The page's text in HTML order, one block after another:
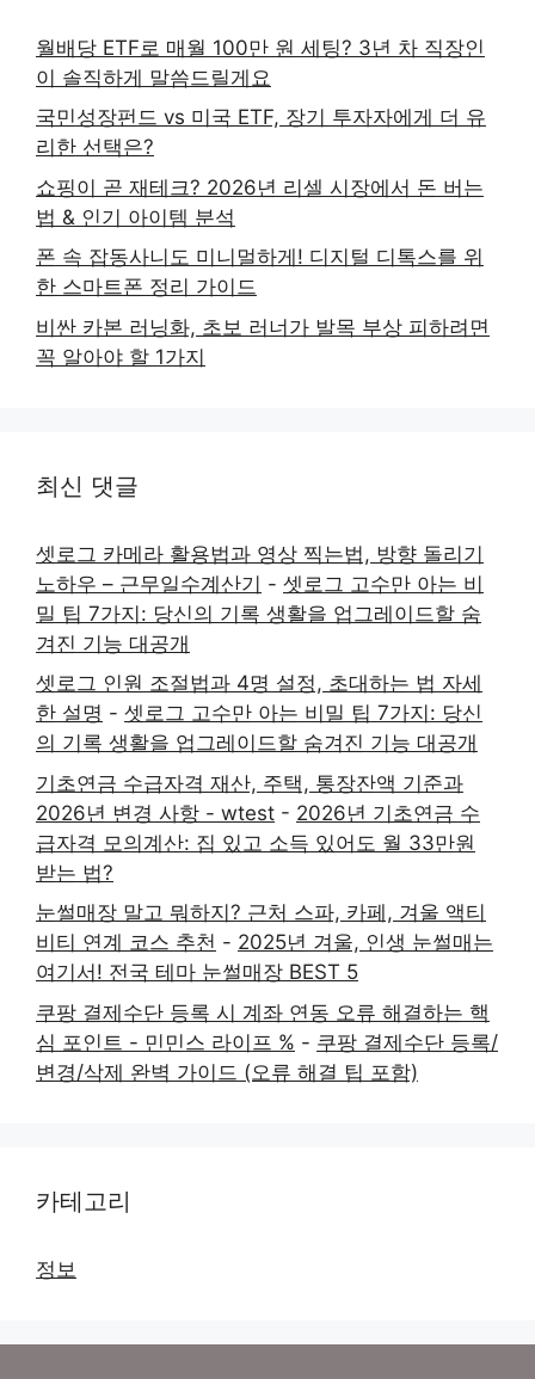
월배당 ETF로 매월 100만 원 세팅? 3년 차 직장인
이 솔직하게 말씀드릴게요
국민성장펀드 vs 미국 ETF, 장기 투자자에게 더 유
리한 선택은?
쇼핑이 곧 재테크? 2026년 리셀 시장에서 돈 버는
법 & 인기 아이템 분석
폰 속 잡동사니도 미니멀하게! 디지털 디톡스를 위
한 스마트폰 정리 가이드
비싼 카본 러닝화, 초보 러너가 발목 부상 피하려면
꼭 알아야 할 1가지
최신 댓글
셋로그 카메라 활용법과 영상 찍는법, 방향 돌리기
노하우 – 근무일수계산기 - 셋로그 고수만 아는 비
밀 팁 7가지: 당신의 기록 생활을 업그레이드할 숨
겨진 기능 대공개
셋로그 인원 조절법과 4명 설정, 초대하는 법 자세
한 설명 - 셋로그 고수만 아는 비밀 팁 7가지: 당신
의 기록 생활을 업그레이드할 숨겨진 기능 대공개
기초연금 수급자격 재산, 주택, 통장잔액 기준과
2026년 변경 사항 - wtest - 2026년 기초연금 수
급자격 모의계산: 집 있고 소득 있어도 월 33만원
받는 법?
눈썰매장 말고 뭐하지? 근처 스파, 카페, 겨울 액티
비티 연계 코스 추천 - 2025년 겨울, 인생 눈썰매는
여기서! 전국 테마 눈썰매장 BEST 5
쿠팡 결제수단 등록 시 계좌 연동 오류 해결하는 핵
심 포인트 - 민민스 라이프 % - 쿠팡 결제수단 등록/
변경/삭제 완벽 가이드 (오류 해결 팁 포함)
카테고리
정보